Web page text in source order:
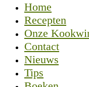
Home
Recepten
Onze
Contact
Nieuws
Tips